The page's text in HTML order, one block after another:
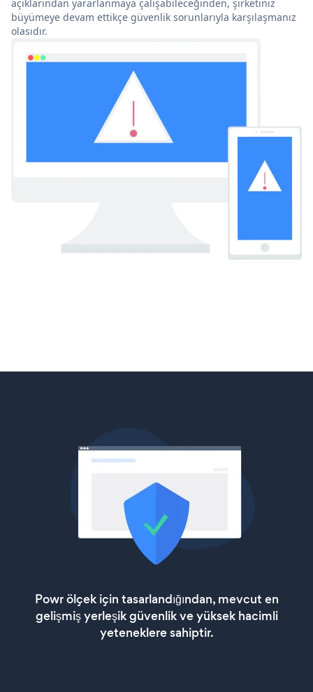
açıklarından yararlanmaya çalışabileceğinden, şirketiniz
büyümeye devam ettikçe güvenlik sorunlarıyla karşılaşmanız
olasıdır.
Powr ölçek için tasarlandığından, mevcut en
gelişmiş yerleşik güvenlik ve yüksek hacimli
yeteneklere sahiptir.